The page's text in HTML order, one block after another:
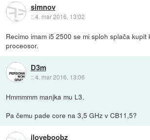
simnov
::4. mar 2016, 13:02
Recimo imam i5 2500 se mi sploh splača kupit
proceosor.
D3m
::4. mar 2016, 13:06
Hmmmmm manjka mu L3.
Pa čemu pade core na 3,5 GHz v CB11,5?
iloveboobz